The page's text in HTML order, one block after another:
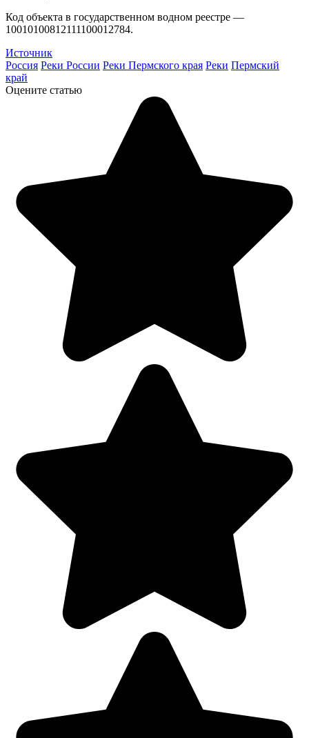
Код объекта в государственном водном реестре —
10010100812111100012784.
Источник
Россия Реки России Реки Пермского края Реки Пермский
край
Оцените статью